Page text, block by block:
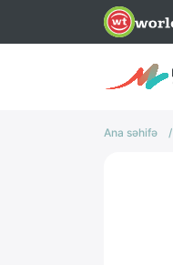
Ana səhifə /